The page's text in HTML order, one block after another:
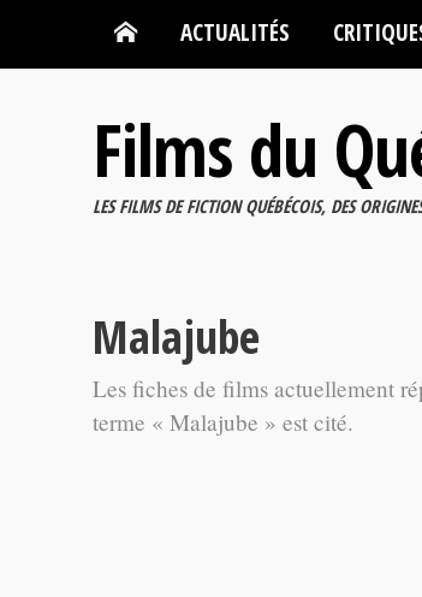
ACTUALITÉS
Films du
LES FILMS DE FICTION QUÉBÉCOIS, DES
Malajube
Les fiches de films actuellement
terme « Malajube » est cité.